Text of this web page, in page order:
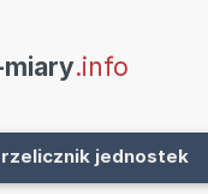
.info
jednostek